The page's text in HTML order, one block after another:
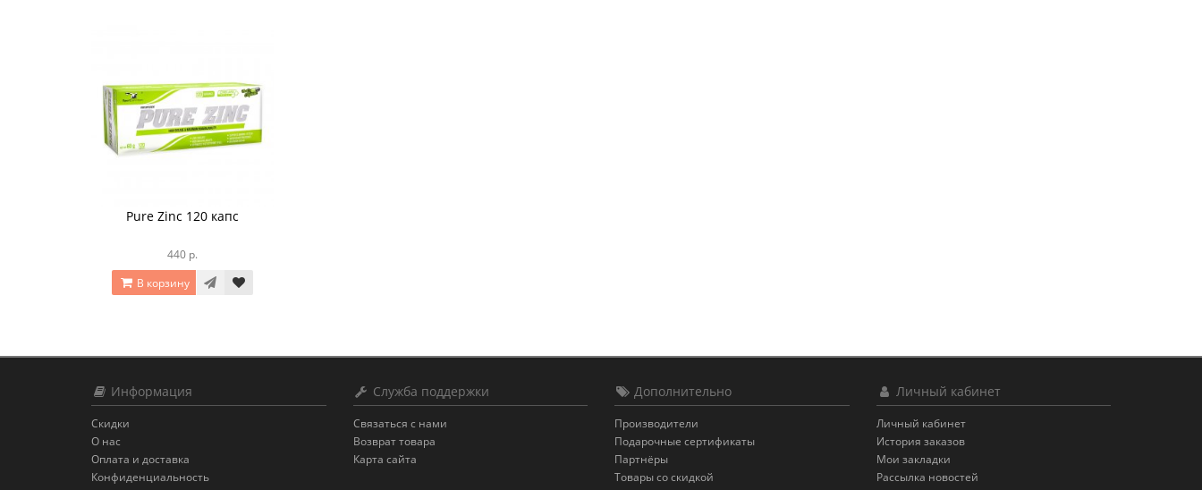
Pure Zinc 120 капс
440 р.
В корзину
Информация
Скидки
О нас
Оплата и доставка
Конфиденциальность
Служба поддержки
Связаться с нами
Возврат товара
Карта сайта
Дополнительно
Производители
Подарочные сертификаты
Партнёры
Товары со скидкой
Личный кабинет
Личный кабинет
История заказов
Мои закладки
Рассылка новостей